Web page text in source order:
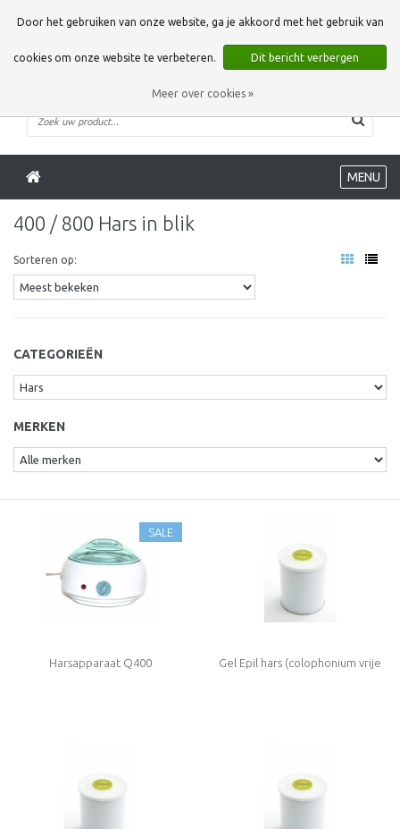
0 Artikelen
MENU
400 / 800 Hars in blik
Sorteren op:
CATEGORIEËN
MERKEN
SALE
Harsapparaat Q400 Gel Epil hars (colophonium vrije
Door het gebruiken van onze website, ga je akkoord met het gebruik van
cookies om onze website te verbeteren. Dit bericht verbergen
Meer over cookies »